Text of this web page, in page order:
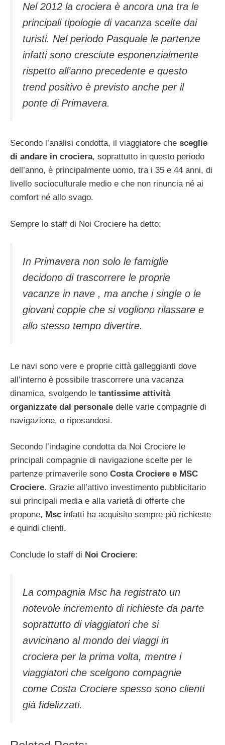
Nel 2012 la crociera è ancora una tra le
principali tipologie di vacanza scelte dai
turisti. Nel periodo Pasquale le partenze
infatti sono cresciute esponenzialmente
rispetto all’anno precedente e questo
trend positivo è previsto anche per il
ponte di Primavera.
Secondo l’analisi condotta, il viaggiatore che sceglie
di andare in crociera, soprattutto in questo periodo
dell’anno, è principalmente uomo, tra i 35 e 44 anni, di
livello socioculturale medio e che non rinuncia né ai
comfort né allo svago.
Sempre lo staff di Noi Crociere ha detto:
In Primavera non solo le famiglie
decidono di trascorrere le proprie
vacanze in nave , ma anche i single o le
giovani coppie che si vogliono rilassare e
allo stesso tempo divertire.
Le navi sono vere e proprie città galleggianti dove
all’interno è possibile trascorrere una vacanza
dinamica, svolgendo le tantissime attività
organizzate dal personale delle varie compagnie di
navigazione, o riposandosi.
Secondo l’indagine condotta da Noi Crociere le
principali compagnie di navigazione scelte per le
partenze primaverile sono Costa Crociere e MSC
Crociere. Grazie all’attivo investimento pubblicitario
sui principali media e alla varietà di offerte che
propone, Msc infatti ha acquisito sempre più richieste
e quindi clienti.
Conclude lo staff di Noi Crociere:
La compagnia Msc ha registrato un
notevole incremento di richieste da parte
soprattutto di viaggiatori che si
avvicinano al mondo dei viaggi in
crociera per la prima volta, mentre i
viaggiatori che scelgono compagnie
come Costa Crociere spesso sono clienti
già fidelizzati.